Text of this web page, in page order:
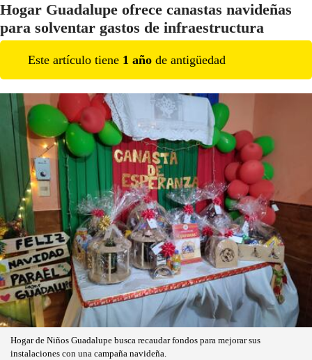
Hogar Guadalupe ofrece canastas navideñas
para solventar gastos de infraestructura
Este artículo tiene 1 año de antigüedad
Hogar de Niños Guadalupe busca recaudar fondos para mejorar sus
instalaciones con una campaña navideña.